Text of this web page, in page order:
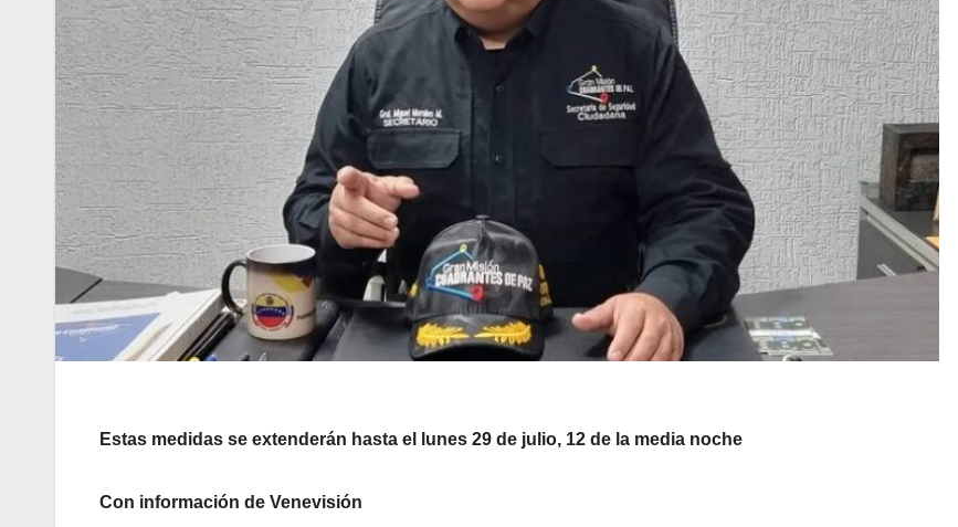
Estas medidas se extenderán hasta el lunes 29 de julio, 12 de la media noche
Con información de Venevisión